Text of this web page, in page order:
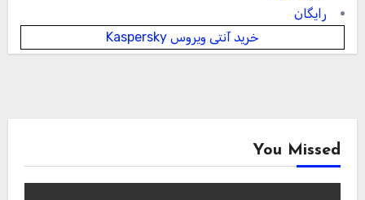
رایگان
خرید آنتی ویروس Kaspersky
You Missed